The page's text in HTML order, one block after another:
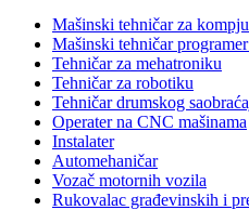
Mašinski tehničar za
Mašinski tehničar
Tehničar za mehatroniku
Tehničar za robotiku
Tehničar drumskog
Operater na CNC mašinama
Instalater
Automehaničar
Vozač motornih vozila
Rukovalac građevinskih i